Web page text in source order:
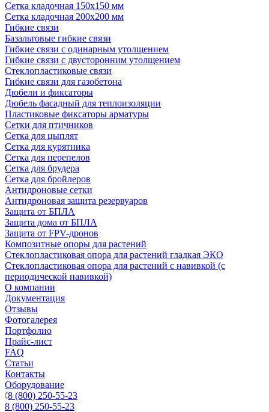
Сетка кладочная 150x150 мм
Сетка кладочная 200x200 мм
Гибкие связи
Базальтовые гибкие связи
Гибкие связи с одинарным утолщением
Гибкие связи с двусторонним утолщением
Стеклопластиковые связи
Гибкие связи для газобетона
Дюбели и фиксаторы
Дюбель фасадный для теплоизоляции
Пластиковые фиксаторы арматуры
Сетки для птичников
Сетка для цыплят
Сетка для курятника
Сетка для перепелов
Сетка для брудера
Сетка для бройлеров
Антидроновые сетки
Антидроновая защита резервуаров
Защита от БПЛА
Защита дома от БПЛА
Защита от FPV-дронов
Композитные опоры для растений
Стеклопластиковая опора для растений гладкая ЭКО
Стеклопластиковая опора для растений с навивкой (с
периодической навивкой)
О компании
Документация
Отзывы
Фотогалерея
Портфолио
Прайс-лист
FAQ
Статьи
Контакты
Оборудование
8 (800) 250-55-23
8 (800) 250-55-23